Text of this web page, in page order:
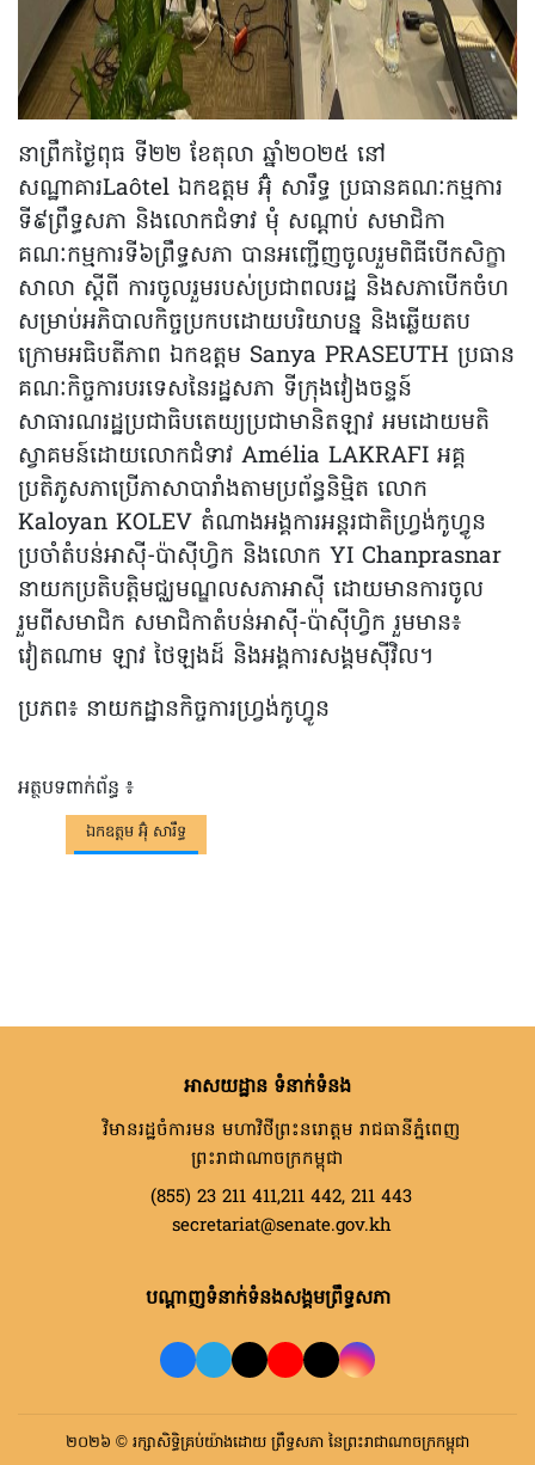
នាព្រឹកថ្ងៃពុធ ទី២២ ខែតុលា ឆ្នាំ២០២៥ នៅ
សណ្ឋាគារLaôtel ឯកឧត្តម អ៊ុំ សារឹទ្ធ ប្រធានគណៈកម្មការ
ទី៩ព្រឹទ្ធសភា និងលោកជំទាវ មុំ សណ្តាប់ សមាជិកា
គណៈកម្មការទី៦ព្រឹទ្ធសភា បានអញ្ជើញចូលរួមពិធីបើកសិក្ខា
សាលា ស្តីពី ការចូលរួមរបស់ប្រជាពលរដ្ឋ និងសភាបើកចំហ
សម្រាប់អភិបាលកិច្ចប្រកបដោយបរិយាបន្ន និងឆ្លើយតប
ក្រោមអធិបតីភាព ឯកឧត្តម Sanya PRASEUTH ប្រធាន
គណៈកិច្ចការបរទេសនៃរដ្ឋសភា ទីក្រុងវៀងចន្ទន៍
សាធារណរដ្ឋប្រជាធិបតេយ្យប្រជាមានិតឡាវ អមដោយមតិ
ស្វាគមន៍ដោយលោកជំទាវ Amélia LAKRAFI អគ្គ
ប្រតិភូសភាប្រើភាសាបារាំងតាមប្រព័ន្ធនិម្មិត លោក
Kaloyan KOLEV តំណាងអង្គការអន្តរជាតិហ្រ្វង់កូហ្វូន
ប្រចាំតំបន់អាស៊ី-ប៉ាស៊ីហ្វិក និងលោក YI Chanprasnar
នាយកប្រតិបត្តិមជ្ឈមណ្ឌលសភាអាស៊ី ដោយមានការចូល
រួមពីសមាជិក សមាជិកាតំបន់អាស៊ី-ប៉ាស៊ីហ្វិក រួមមាន៖
វៀតណាម ឡាវ ថៃឡងដ៍ និងអង្គការសង្គមស៊ីវិល។
ប្រភព៖ នាយកដ្ឋានកិច្ចការហ្វ្រង់កូហ្វូន
អត្ថបទពាក់ព័ន្ធ ៖
ឯកឧត្តម អ៊ុំ សារឹទ្ធ
អាសយដ្ឋាន ទំនាក់ទំនង
វិមានរដ្ឋចំការមន មហាវិថីព្រះនរោត្តម រាជធានីភ្នំពេញ
ព្រះរាជាណាចក្រកម្ពុជា
(855) 23 211 411,211 442, 211 443
secretariat@senate.gov.kh
បណ្តាញទំនាក់ទំនងសង្គមព្រឹទ្ធសភា
២០២៦ © រក្សាសិទ្ធិគ្រប់យ៉ាងដោយ ព្រឹទ្ធសភា នៃព្រះរាជាណាចក្រកម្ពុជា